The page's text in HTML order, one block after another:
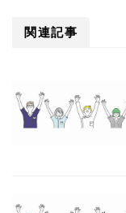
関連記事